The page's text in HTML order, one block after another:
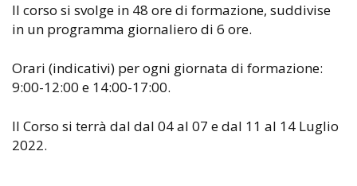
Il corso si svolge in 48 ore di formazione, suddivise
in un programma giornaliero di 6 ore.
Orari (indicativi) per ogni giornata di formazione:
9:00-12:00 e 14:00-17:00.
Il Corso si terrà dal dal 04 al 07 e dal 11 al 14 Luglio
2022.